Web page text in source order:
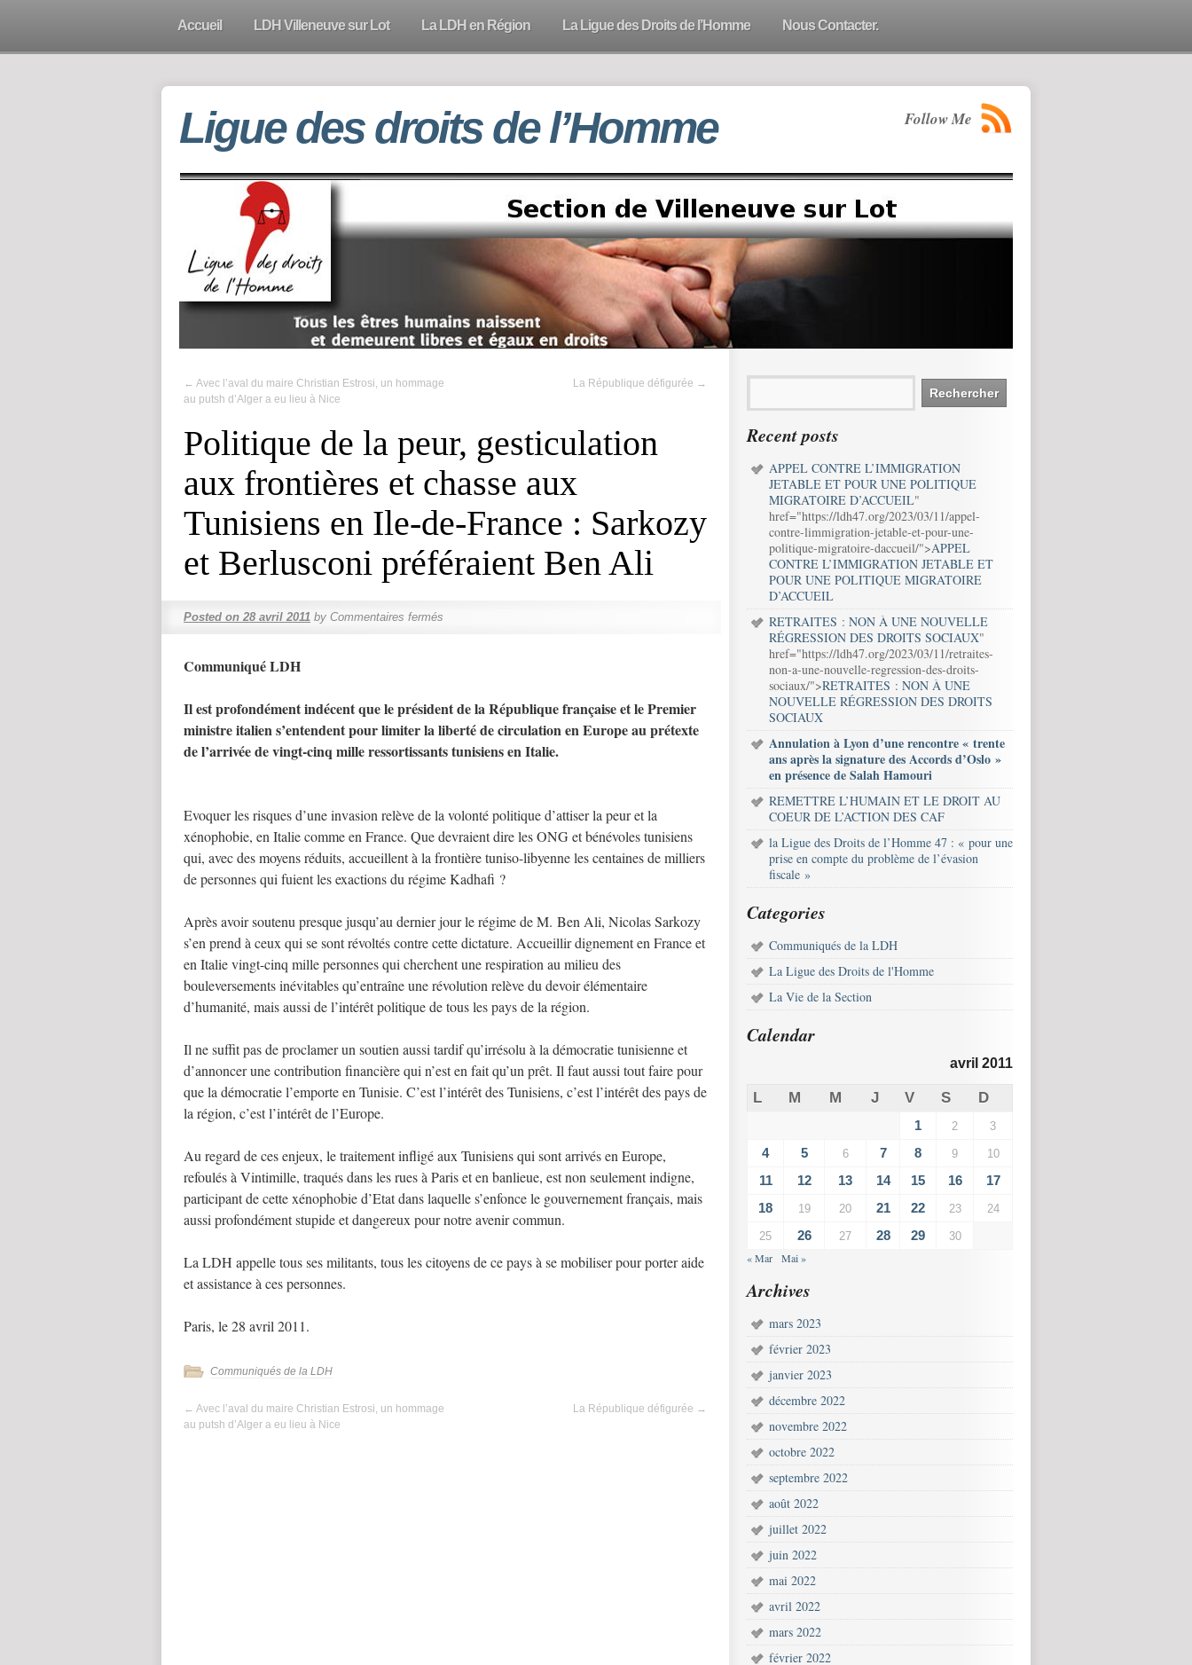
Accueil LDH Villeneuve sur Lot La LDH en Région La Ligue des Droits de l’Homme Nous Contacter.
Ligue des droits de l’Homme Follow Me
← Avec l’aval du maire Christian Estrosi, un hommage
au putsh d’Alger a eu lieu à Nice
La République défigurée →
Politique de la peur, gesticulation
aux frontières et chasse aux
Tunisiens en Ile-de-France : Sarkozy
et Berlusconi préféraient Ben Ali
Posted on 28 avril 2011 by Commentaires fermés
Communiqué LDH
Il est profondément indécent que le président de la République française et le Premier
ministre italien s’entendent pour limiter la liberté de circulation en Europe au prétexte
de l’arrivée de vingt-cinq mille ressortissants tunisiens en Italie.
Evoquer les risques d’une invasion relève de la volonté politique d’attiser la peur et la
xénophobie, en Italie comme en France. Que devraient dire les ONG et bénévoles tunisiens
qui, avec des moyens réduits, accueillent à la frontière tuniso-libyenne les centaines de milliers
de personnes qui fuient les exactions du régime Kadhafi ?
Après avoir soutenu presque jusqu’au dernier jour le régime de M. Ben Ali, Nicolas Sarkozy
s’en prend à ceux qui se sont révoltés contre cette dictature. Accueillir dignement en France et
en Italie vingt-cinq mille personnes qui cherchent une respiration au milieu des
bouleversements inévitables qu’entraîne une révolution relève du devoir élémentaire
d’humanité, mais aussi de l’intérêt politique de tous les pays de la région.
Il ne suffit pas de proclamer un soutien aussi tardif qu’irrésolu à la démocratie tunisienne et
d’annoncer une contribution financière qui n’est en fait qu’un prêt. Il faut aussi tout faire pour
que la démocratie l’emporte en Tunisie. C’est l’intérêt des Tunisiens, c’est l’intérêt des pays de
la région, c’est l’intérêt de l’Europe.
Au regard de ces enjeux, le traitement infligé aux Tunisiens qui sont arrivés en Europe,
refoulés à Vintimille, traqués dans les rues à Paris et en banlieue, est non seulement indigne,
participant de cette xénophobie d’Etat dans laquelle s’enfonce le gouvernement français, mais
aussi profondément stupide et dangereux pour notre avenir commun.
La LDH appelle tous ses militants, tous les citoyens de ce pays à se mobiliser pour porter aide
et assistance à ces personnes.
Paris, le 28 avril 2011.
Communiqués de la LDH
← Avec l’aval du maire Christian Estrosi, un hommage
au putsh d’Alger a eu lieu à Nice
La République défigurée →
Recent posts
APPEL CONTRE L’IMMIGRATION
JETABLE ET POUR UNE POLITIQUE
MIGRATOIRE D’ACCUEIL"
href="https://ldh47.org/2023/03/11/appel-
contre-limmigration-jetable-et-pour-une-
politique-migratoire-daccueil/">APPEL
CONTRE L’IMMIGRATION JETABLE ET
POUR UNE POLITIQUE MIGRATOIRE
D’ACCUEIL
RETRAITES : NON À UNE NOUVELLE
RÉGRESSION DES DROITS SOCIAUX"
href="https://ldh47.org/2023/03/11/retraites-
non-a-une-nouvelle-regression-des-droits-
sociaux/">RETRAITES : NON À UNE
NOUVELLE RÉGRESSION DES DROITS
SOCIAUX
Annulation à Lyon d’une rencontre « trente
ans après la signature des Accords d’Oslo »
en présence de Salah Hamouri
REMETTRE L’HUMAIN ET LE DROIT AU
COEUR DE L’ACTION DES CAF
la Ligue des Droits de l’Homme 47 : « pour une
prise en compte du problème de l’évasion
fiscale »
Categories
Communiqués de la LDH
La Ligue des Droits de l'Homme
La Vie de la Section
Calendar
avril 2011
L M M J V S D
1 2 3
4 5 6 7 8 9 10
11 12 13 14 15 16
17
18
19 20 21 22 23 24
25 26 27 28 29 30
« Mar Mai »
Archives
mars 2023
février 2023
janvier 2023
décembre 2022
novembre 2022
octobre 2022
septembre 2022
août 2022
juillet 2022
juin 2022
mai 2022
avril 2022
mars 2022
février 2022